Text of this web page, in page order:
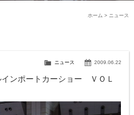
ニュース
ホーム >
2009.06.22
ニュース
ンポートカーショー ＶＯＬ